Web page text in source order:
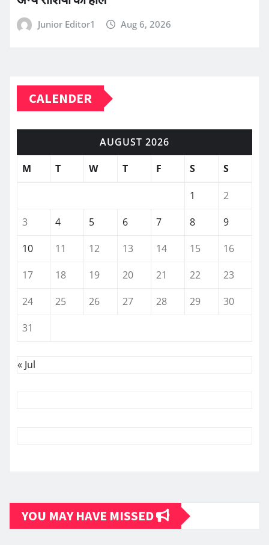
Junior Editor1 Aug 6, 2026
CALENDER
AUGUST 2026
M
T W T F S S
1
2
3
4 5 6 7 8
9
10
11 12 13 14 15
16
17
18 19 20 21 22
23
24
25 26 27 28 29
30
31
« Jul
YOU MAY HAVE MISSED